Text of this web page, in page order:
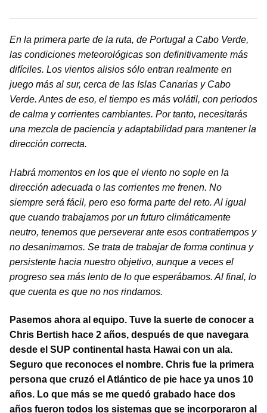
En la primera parte de la ruta, de Portugal a Cabo Verde,
las condiciones meteorológicas son definitivamente más
difíciles. Los vientos alisios sólo entran realmente en
juego más al sur, cerca de las Islas Canarias y Cabo
Verde. Antes de eso, el tiempo es más volátil, con periodos
de calma y corrientes cambiantes. Por tanto, necesitarás
una mezcla de paciencia y adaptabilidad para mantener la
dirección correcta.
Habrá momentos en los que el viento no sople en la
dirección adecuada o las corrientes me frenen. No
siempre será fácil, pero eso forma parte del reto. Al igual
que cuando trabajamos por un futuro climáticamente
neutro, tenemos que perseverar ante esos contratiempos y
no desanimarnos. Se trata de trabajar de forma continua y
persistente hacia nuestro objetivo, aunque a veces el
progreso sea más lento de lo que esperábamos. Al final, lo
que cuenta es que no nos rindamos.
Pasemos ahora al equipo. Tuve la suerte de conocer a
Chris Bertish hace 2 años, después de que navegara
desde el SUP continental hasta Hawai con un ala.
Seguro que reconoces el nombre. Chris fue la primera
persona que cruzó el Atlántico de pie hace ya unos 10
años. Lo que más se me quedó grabado hace dos
años fueron todos los sistemas que se incorporaron al